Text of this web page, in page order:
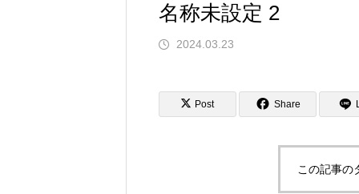
名称未設定 2
2024.03.23
Post Share
この記事の